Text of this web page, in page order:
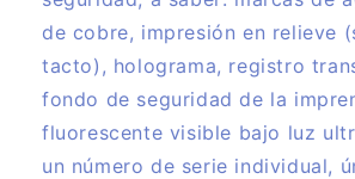
mano
de cobre, impresión en relieve
tacto), holograma, registro
fondo de seguridad de la
fluorescente visible bajo luz
un número de serie individual,